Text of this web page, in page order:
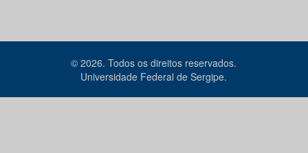
© 2026. Todos os direitos reservados.
Universidade Federal de Sergipe.